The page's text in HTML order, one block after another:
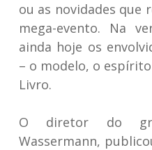
ou as novidades
mega-evento. Na
ainda hoje os
– o modelo, o
Livro.
O diretor do
Wassermann,